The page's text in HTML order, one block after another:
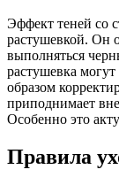
Эффект теней со
растушевкой. Он
выполняться
растушевка
образом
приподнимает
Особенно это
Правила